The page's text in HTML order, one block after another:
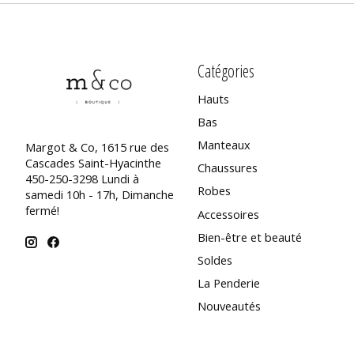
Margot & Co, 1615 rue des
Cascades Saint-Hyacinthe
450-250-3298 Lundi à
samedi 10h - 17h, Dimanche
fermé!
Catégories
Hauts
Bas
Manteaux
Chaussures
Robes
Accessoires
Bien-être et beauté
Soldes
La Penderie
Nouveautés